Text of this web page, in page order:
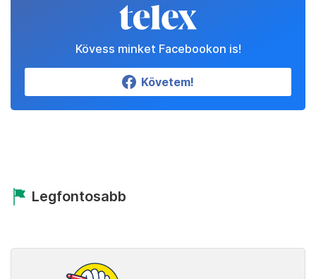
Kövess minket Facebookon is!
Követem!
Legfontosabb